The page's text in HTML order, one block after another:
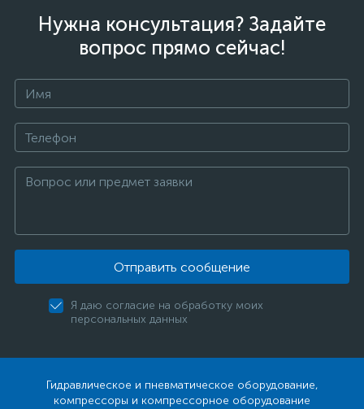
Нужна консультация? Задайте
вопрос прямо сейчас!
Отправить сообщение
Я даю согласие на обработку моих
персональных данных
Гидравлическое и пневматическое оборудование,
компрессоры и компрессорное оборудование